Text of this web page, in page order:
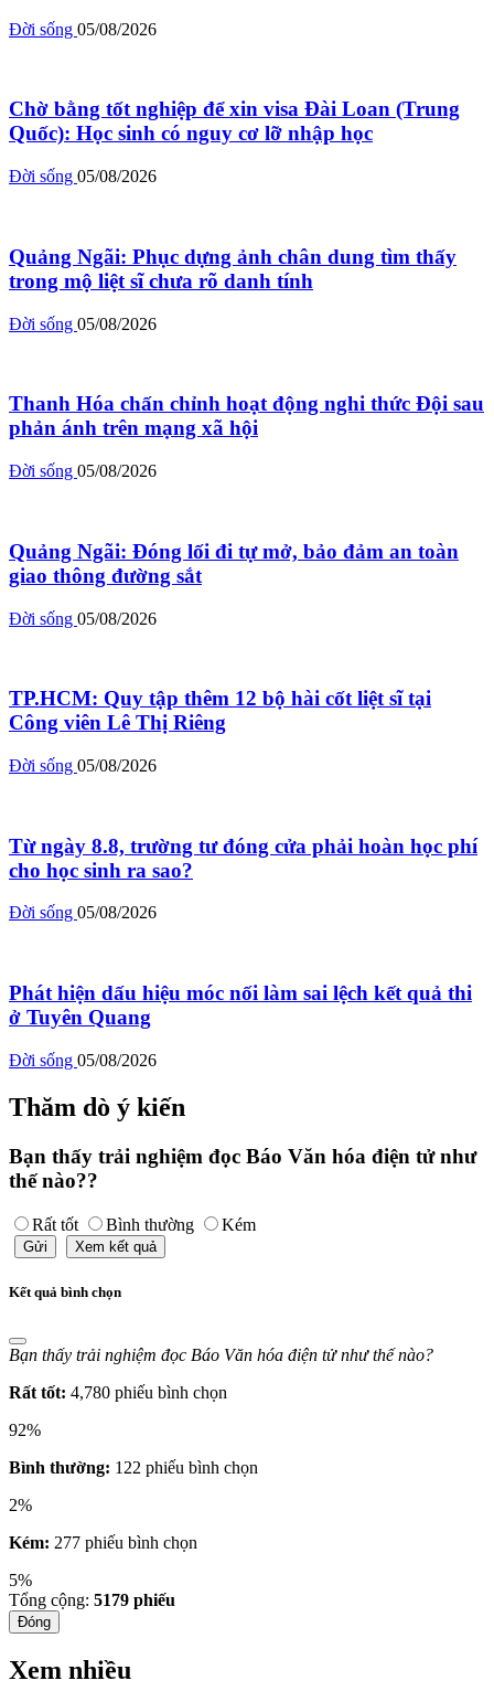
Đời sống 05/08/2026
Chờ bằng tốt nghiệp để xin visa Đài Loan (Trung
Quốc): Học sinh có nguy cơ lỡ nhập học
Đời sống 05/08/2026
Quảng Ngãi: Phục dựng ảnh chân dung tìm thấy
trong mộ liệt sĩ chưa rõ danh tính
Đời sống 05/08/2026
Thanh Hóa chấn chỉnh hoạt động nghi thức Đội sau
phản ánh trên mạng xã hội
Đời sống 05/08/2026
Quảng Ngãi: Đóng lối đi tự mở, bảo đảm an toàn
giao thông đường sắt
Đời sống 05/08/2026
TP.HCM: Quy tập thêm 12 bộ hài cốt liệt sĩ tại
Công viên Lê Thị Riêng
Đời sống 05/08/2026
Từ ngày 8.8, trường tư đóng cửa phải hoàn học phí
cho học sinh ra sao?
Đời sống 05/08/2026
Phát hiện dấu hiệu móc nối làm sai lệch kết quả thi
ở Tuyên Quang
Đời sống 05/08/2026
Thăm dò ý kiến
Bạn thấy trải nghiệm đọc Báo Văn hóa điện tử như
thế nào??
Rất tốt Bình thường Kém
Gửi Xem kết quả
Kết quả bình chọn
Bạn thấy trải nghiệm đọc Báo Văn hóa điện tử như thế nào?
Rất tốt: 4,780 phiếu bình chọn
92%
Bình thường: 122 phiếu bình chọn
2%
Kém: 277 phiếu bình chọn
5%
Tổng cộng: 5179 phiếu
Đóng
Xem nhiều